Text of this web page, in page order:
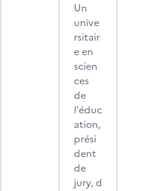
Un
unive
rsitair
e en
scien
ces
de
l'éduc
ation,
prési
dent
de
jury, d